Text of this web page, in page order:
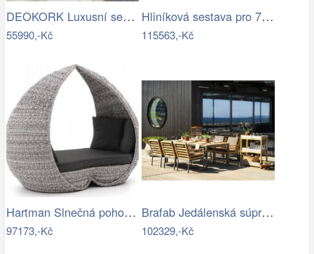
DEOKORK Luxusní sestava z akácie…
55990,-Kč
Hliníková sestava pro 7 osob MADRID …
115563,-Kč
Hartman Slnečná pohovka COSTA RICA Mdum
97173,-Kč
Brafab Jedálenská súprava ZALONGO Mdum
102329,-Kč